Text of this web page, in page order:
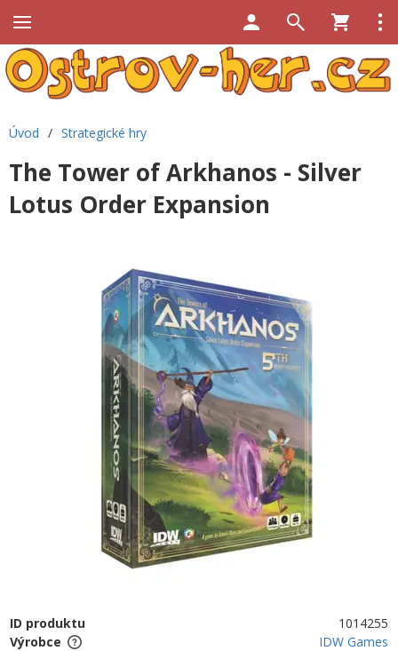
Úvod / Strategické hry
The Tower of Arkhanos - Silver
Lotus Order Expansion
ID produktu
1014255
Výrobce
IDW Games